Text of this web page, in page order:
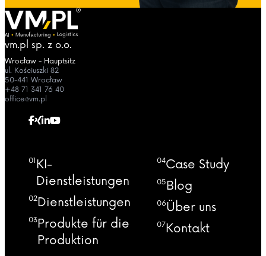
vm.pl sp. z o.o.
Wrocław - Hauptsitz
ul. Kościuszki 82
50-441 Wrocław
+48 71 341 76 40
office@vm.pl
01 KI-
Dienstleistungen
02Dienstleistungen
03Produkte für die
Produktion
04Case Study
05Blog
06Über uns
07Kontakt